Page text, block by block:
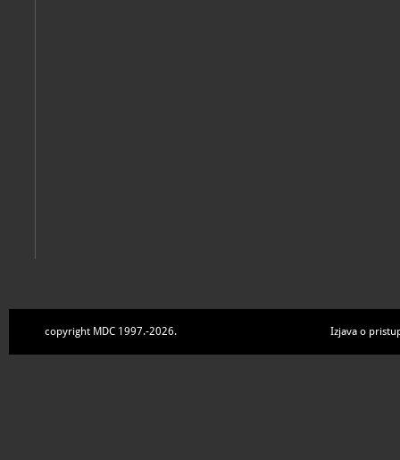
copyright MDC 1997.-2026. Izjava o